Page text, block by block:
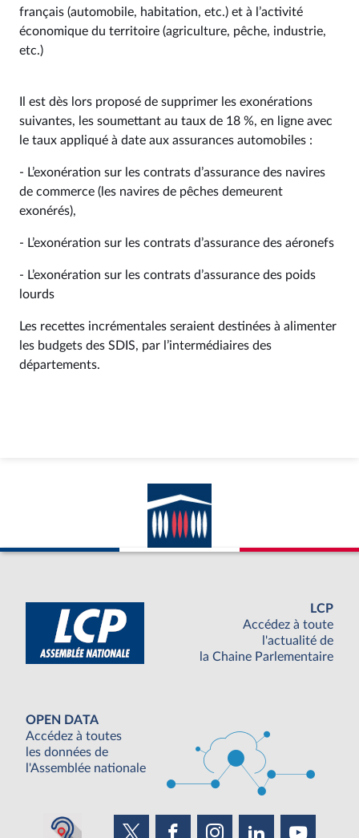
français (automobile, habitation, etc.) et à l’activité
économique du territoire (agriculture, pêche, industrie,
etc.)
Il est dès lors proposé de supprimer les exonérations
suivantes, les soumettant au taux de 18 %, en ligne avec
le taux appliqué à date aux assurances automobiles :
- L’exonération sur les contrats d’assurance des navires
de commerce (les navires de pêches demeurent
exonérés),
- L’exonération sur les contrats d’assurance des aéronefs
- L’exonération sur les contrats d’assurance des poids
lourds
Les recettes incrémentales seraient destinées à alimenter
les budgets des SDIS, par l’intermédiaires des
départements.
LCP
Accédez à toute
l'actualité de
la Chaine Parlementaire
OPEN DATA
Accédez à toutes
les données de
l'Assemblée nationale